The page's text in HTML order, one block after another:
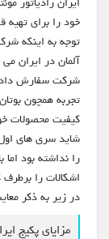
خود را برای تهیه
آلمان در ایران
شرکت سفارش داده
تجربه همچون
کیفیت محصولات
شاید سری های اول
را نداشته بود
اشکالات را
در زیر به ذکر
مزایای پکیج